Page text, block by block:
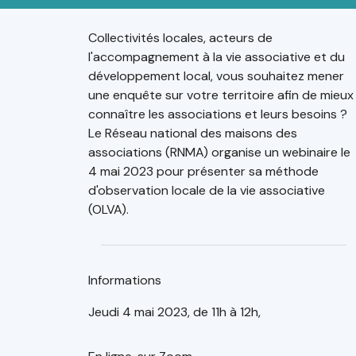
Collectivités locales, acteurs de
l'accompagnement à la vie associative et du
développement local, vous souhaitez mener
une enquête sur votre territoire afin de mieux
connaître les associations et leurs besoins ?
Le Réseau national des maisons des
associations (RNMA) organise un webinaire le
4 mai 2023 pour présenter sa méthode
d'observation locale de la vie associative
(OLVA).
Informations
Jeudi 4 mai 2023, de 11h à 12h,